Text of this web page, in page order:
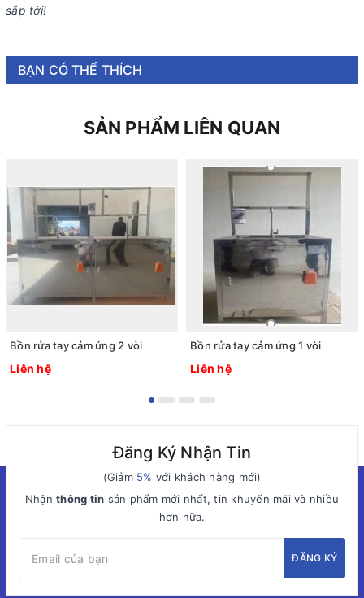
sắp tới!
BẠN CÓ THỂ THÍCH
SẢN PHẨM LIÊN QUAN
Bồn rửa tay cảm ứng 2 vòi
Liên hệ
Bồn rửa tay cảm ứng 1 vòi
Liên hệ
Đăng Ký Nhận Tin
(Giảm 5% với khách hàng mới)
Nhậnthông tin sản phẩm mới nhất, tin khuyến mãi và nhiều
hơn nữa.
ĐĂNG KÝ